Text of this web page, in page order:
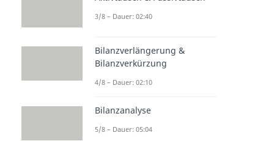
3/8 – Dauer: 02:40
Bilanzverlängerung &
Bilanzverkürzung
4/8 – Dauer: 02:10
Bilanzanalyse
5/8 – Dauer: 05:04